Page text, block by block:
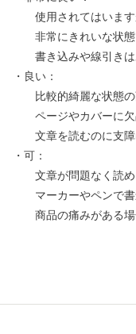
使用されてはいます
非常にきれいな状態
書き込みや線引きは
・良い：
比較的綺麗な状態の
ページやカバーに欠
文章を読むのに支障
・可：
文章が問題なく読め
マーカーやペンで書
商品の痛みがある場